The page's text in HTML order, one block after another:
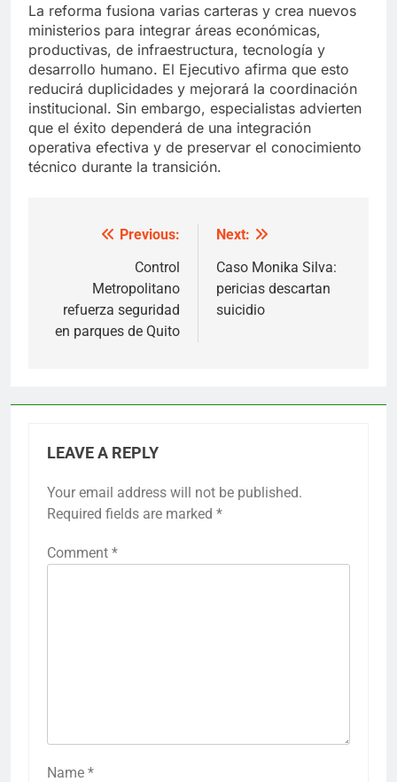
La reforma fusiona varias carteras y crea nuevos
ministerios para integrar áreas económicas,
productivas, de infraestructura, tecnología y
desarrollo humano. El Ejecutivo afirma que esto
reducirá duplicidades y mejorará la coordinación
institucional. Sin embargo, especialistas advierten
que el éxito dependerá de una integración
operativa efectiva y de preservar el conocimiento
técnico durante la transición.
navigation
Previous:
Control
Metropolitano
refuerza seguridad
en parques de Quito
Next:
Caso Monika Silva:
pericias descartan
suicidio
LEAVE A REPLY
Your email address will not be published.
Required fields are marked *
Comment *
Name *